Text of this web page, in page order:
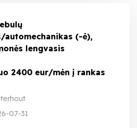
automechanikas (-ė),
lengvasis
2400 eur/mėn į rankas
07-31